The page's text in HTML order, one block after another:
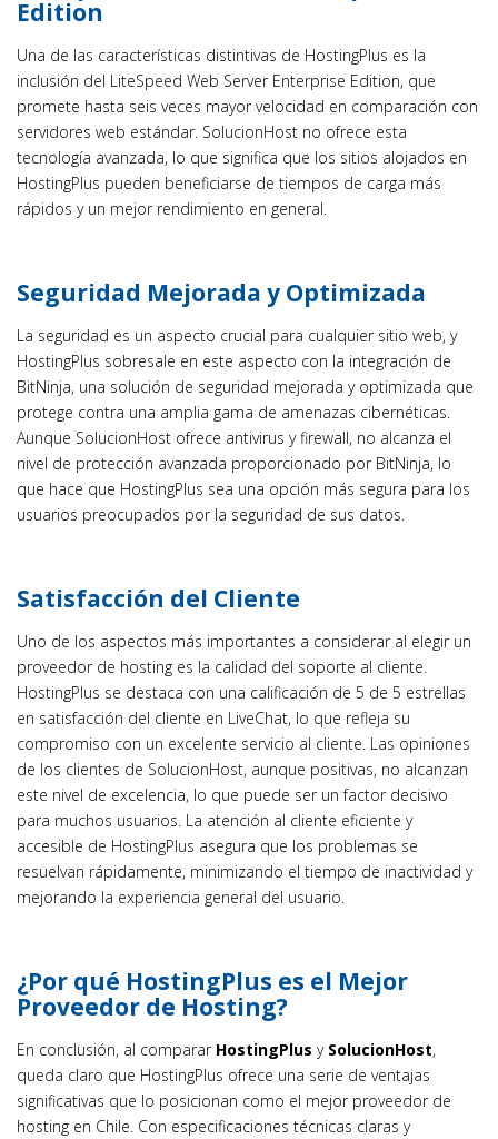
Edition
Una de las características distintivas de HostingPlus es la
inclusión del LiteSpeed Web Server Enterprise Edition, que
promete hasta seis veces mayor velocidad en comparación con
servidores web estándar. SolucionHost no ofrece esta
tecnología avanzada, lo que significa que los sitios alojados en
HostingPlus pueden beneficiarse de tiempos de carga más
rápidos y un mejor rendimiento en general.
Seguridad Mejorada y Optimizada
La seguridad es un aspecto crucial para cualquier sitio web, y
HostingPlus sobresale en este aspecto con la integración de
BitNinja, una solución de seguridad mejorada y optimizada que
protege contra una amplia gama de amenazas cibernéticas.
Aunque SolucionHost ofrece antivirus y firewall, no alcanza el
nivel de protección avanzada proporcionado por BitNinja, lo
que hace que HostingPlus sea una opción más segura para los
usuarios preocupados por la seguridad de sus datos.
Satisfacción del Cliente
Uno de los aspectos más importantes a considerar al elegir un
proveedor de hosting es la calidad del soporte al cliente.
HostingPlus se destaca con una calificación de 5 de 5 estrellas
en satisfacción del cliente en LiveChat, lo que refleja su
compromiso con un excelente servicio al cliente. Las opiniones
de los clientes de SolucionHost, aunque positivas, no alcanzan
este nivel de excelencia, lo que puede ser un factor decisivo
para muchos usuarios. La atención al cliente eficiente y
accesible de HostingPlus asegura que los problemas se
resuelvan rápidamente, minimizando el tiempo de inactividad y
mejorando la experiencia general del usuario.
¿Por qué HostingPlus es el Mejor
Proveedor de Hosting?
En conclusión, al comparar HostingPlus y SolucionHost,
queda claro que HostingPlus ofrece una serie de ventajas
significativas que lo posicionan como el mejor proveedor de
hosting en Chile. Con especificaciones técnicas claras y